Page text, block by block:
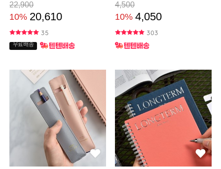
22,900
10% 20,610
35
무료배송
4,500
10% 4,050
303